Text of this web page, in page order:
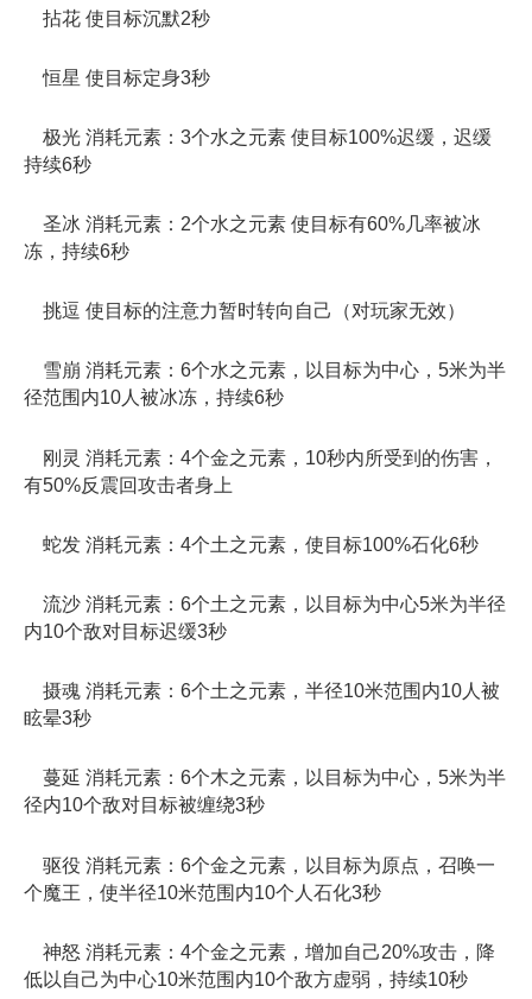
拈花 使目标沉默2秒
恒星 使目标定身3秒
极光 消耗元素：3个水之元素 使目标100%迟缓，迟缓
持续6秒
圣冰 消耗元素：2个水之元素 使目标有60%几率被冰
冻，持续6秒
挑逗 使目标的注意力暂时转向自己（对玩家无效）
雪崩 消耗元素：6个水之元素，以目标为中心，5米为半
径范围内10人被冰冻，持续6秒
刚灵 消耗元素：4个金之元素，10秒内所受到的伤害，
有50%反震回攻击者身上
蛇发 消耗元素：4个土之元素，使目标100%石化6秒
流沙 消耗元素：6个土之元素，以目标为中心5米为半径
内10个敌对目标迟缓3秒
摄魂 消耗元素：6个土之元素，半径10米范围内10人被
眩晕3秒
蔓延 消耗元素：6个木之元素，以目标为中心，5米为半
径内10个敌对目标被缠绕3秒
驱役 消耗元素：6个金之元素，以目标为原点，召唤一
个魔王，使半径10米范围内10个人石化3秒
神怒 消耗元素：4个金之元素，增加自己20%攻击，降
低以自己为中心10米范围内10个敌方虚弱，持续10秒